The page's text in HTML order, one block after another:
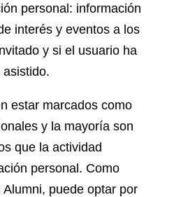
personal: información
interés y eventos a los
y si el usuario ha
asistido.
estar marcados como
y la mayoría son
que la actividad
personal. Como
puede optar por